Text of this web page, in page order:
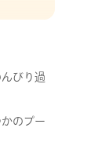
びり過
のプー